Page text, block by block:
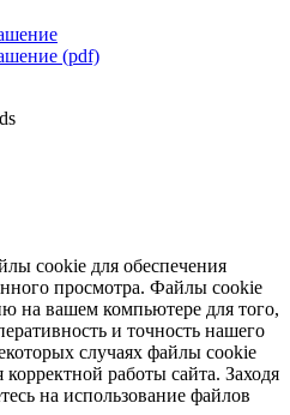
(pdf)
cookie для обеспечения
просмотра. Файлы cookie
на вашем компьютере для того,
и точность нашего
случаях файлы cookie
работы сайта. Заходя
на использование файлов